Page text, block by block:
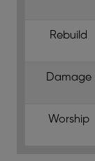
Rebuild
Damage
Worship